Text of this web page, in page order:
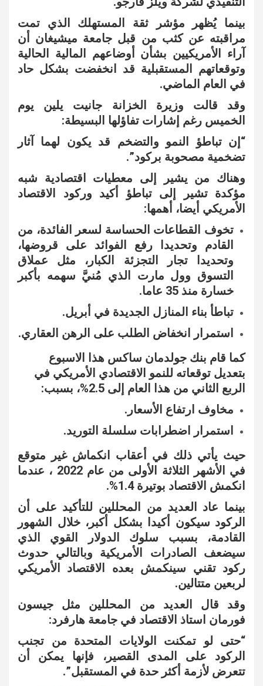
بينما يُظهر مؤشر ثقة المستهلك الذي تمت
مراقبته عن كثب من قبل جامعة ميشيغان أن
آراء الأمريكيين بشأن أوضاعهم المالية الحالية
وتوقعاتهم المستقبلية قد انخفضت بشكل حاد
في العام الماضي.
وقد قالت وزيرة الخزانة جانيت يلين يوم
الخميس رغم إشارات تفاؤلها البسيطة:
“إن تباطؤ النمو والتضخم قد يكون لهما آثار
تضخمية مصحوبة بركود”.
وهناك من يشير إلى معطيات اقتصادية شبه
مؤكدة تشير إلى تباطؤ أكيد وركود الاقتصاد
الأمريكي أيضا، أهمها:
تخوف القطاعات الحساسة لسعر الفائدة، من
القادم وتحديدا رفع الفوائد على قروضها،
وتحديدا تجار التجزئة الكبار، مثل عملاق
التسوق وول مارت الذي مُنيَّ سهمه بأكبر
خسارة منذ 35 عاما.
تباطأ بناء المنازل الجديدة في أبريل.
استمرار انخفاض الطلب على الرهن العقاري.
كما قام بنك جولدمان ساكس هذا الاسبوع
بتعديل توقعاته للنمو الاقتصادي الأمريكي في
الربع الثاني من هذا العام إلى 2.5%، بسبب:
مخاوف ارتفاع الأسعار.
استمرار اضطرابات سلسلة التوريد.
حيث يأتي ذلك في أعقاب انكماش غير متوقع
في الأشهر الثلاثة الأولى من عام 2022 ، عندما
انكمش الاقتصاد بوتيرة 1.4%.
بينما عاد العديد من المحللين للتأكيد على أن
الركود سيكون أكيدا بشكل أكبر، خلال الشهور
القادمة، بسبب سلوك الدولار القوي الذي
سيضعف الصادرات الأمريكية وبالتالي حدوث
ركود تقني سينكمش بعده الاقتصاد الأمريكي
لربعين متتالين.
وقد قال العديد من المحللين مثل جيسون
فورمان استاذ الاقتصاد في جامعة هارفرد:
“حتى لو تمكنت الولايات المتحدة من تجنب
الركود على المدى القصير، فإنها يمكن أن
تتعرض لأزمة أكثر حدة في المستقبل”.